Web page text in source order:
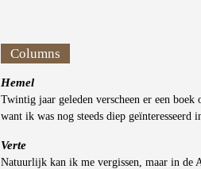
Columns
Hemel
Twintig jaar geleden verscheen er een
want ik was nog steeds diep geïnteresseerd
Verte
Natuurlijk kan ik me vergissen, maar in de